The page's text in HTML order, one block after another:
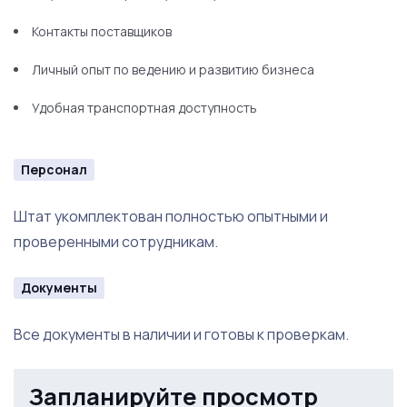
Фритюрница Gastrorag, 1 шт.
ТЕЛЕЖКА-ШПИЛЬКА ДЛЯ ПРОТИВНЕЙ ТШП-12
Фильтр под мойку Аквафор Кристал, 1 шт.
Вентиляционное оборудование, 1 шт.
Контакты поставщиков
Личный опыт по ведению и развитию бизнеса
Удобная транспортная доступность
Персонал
Штат укомплектован полностью опытными и
проверенными сотрудникам.
Документы
Все документы в наличии и готовы к проверкам.
Запланируйте просмотр